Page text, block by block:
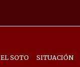
EL SOTO SITUACIÓN